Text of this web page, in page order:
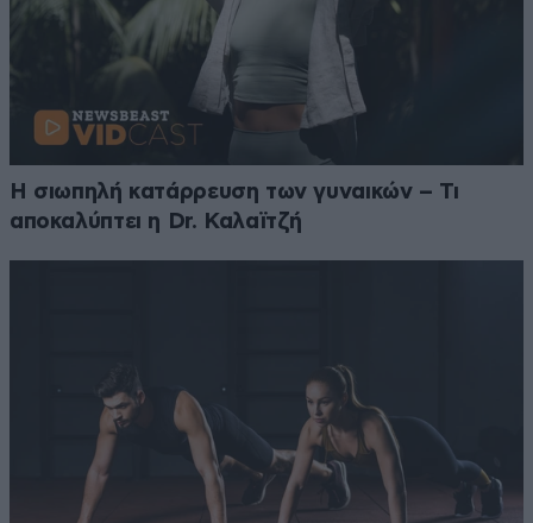
Η σιωπηλή κατάρρευση των γυναικών – Τι
αποκαλύπτει η Dr. Καλαϊτζή